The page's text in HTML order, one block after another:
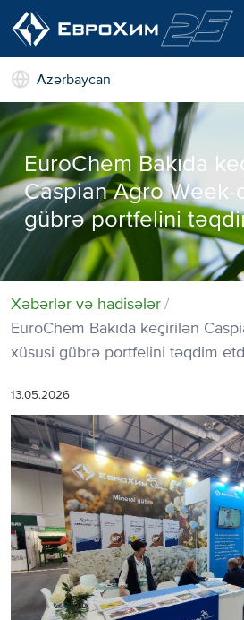
Bizim gübrələrimiz
Haqqımızda
Bizim imkanlarımız
Bazar liderindən keyfiyyət
Ekologiyaya qayğı
Xəbərlər və hadisələr
Bizim əlaqələrimiz
Azərbaycan
EuroChem Bakıda
Caspian Agro Week-
gübrə portfelini
Xəbərlər və hadisələr
EuroChem Bakıda keçirilən
xüsusi gübrə portfelini təqdim
13.05.2026